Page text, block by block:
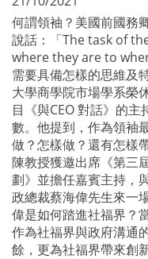
何謂領袖？美國前國務
說話：「The task of
where they are to
需要具備怎樣的思維及
大學商學院市場學系榮
目《與CEO 對話》的
數。他提到，作為領袖
做？怎樣做？還有怎樣
陳教授獲邀出席《第三
劃》並擔任嘉賓主持，
政總裁蔡海偉先生來一
偉是如何踏進社福界？
作為社福界與政府溝通
餘，更為社福界帶來創